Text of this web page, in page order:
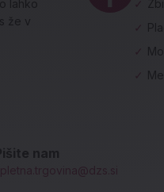
lahko
že v
✓
✓
nam